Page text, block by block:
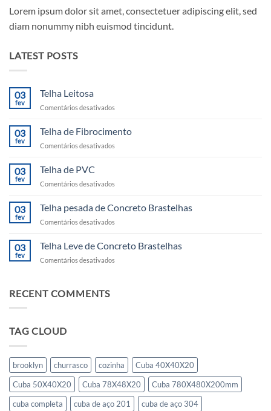
Lorem ipsum dolor sit amet, consectetuer adipiscing elit, sed
diam nonummy nibh euismod tincidunt.
LATEST POSTS
03
fev
Telha Leitosa
Comentários desativados
Leitosa
03
fev
Telha de Fibrocimento
Comentários desativados
03
fev
Telha de PVC
Comentários desativados
PVC
03
fev
Telha pesada de Concreto Brastelhas
Comentários desativados
pesada
de
Concreto
03
fev
Telha Leve de Concreto Brastelhas
Comentários desativados
RECENT COMMENTS
TAG CLOUD
brooklyn churrasco cozinha
Cuba 40X40X20
Cuba 50X40X20
Cuba 78X48X20
Cuba 780X480X200mm
cuba completa
cuba de aço 201
cuba de aço 304